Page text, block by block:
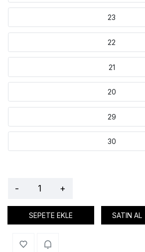
23
22
21
20
29
30
- +
SEPETE EKLE SATIN AL